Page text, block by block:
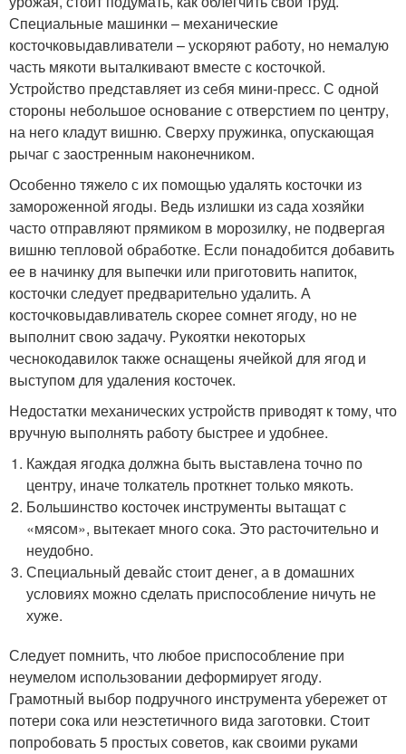
Специальные машинки – механические
косточковыдавливатели – ускоряют работу, но немалую
часть мякоти выталкивают вместе с косточкой.
Устройство представляет из себя мини-пресс. С одной
стороны небольшое основание с отверстием по центру,
на него кладут вишню. Сверху пружинка, опускающая
рычаг с заостренным наконечником.
Особенно тяжело с их помощью удалять косточки из
замороженной ягоды. Ведь излишки из сада хозяйки
часто отправляют прямиком в морозилку, не подвергая
вишню тепловой обработке. Если понадобится добавить
ее в начинку для выпечки или приготовить напиток,
косточки следует предварительно удалить. А
косточковыдавливатель скорее сомнет ягоду, но не
выполнит свою задачу. Рукоятки некоторых
чеснокодавилок также оснащены ячейкой для ягод и
выступом для удаления косточек.
Недостатки механических устройств приводят к тому, что
вручную выполнять работу быстрее и удобнее.
Каждая ягодка должна быть выставлена точно по
центру, иначе толкатель проткнет только мякоть.
Большинство косточек инструменты вытащат с
«мясом», вытекает много сока. Это расточительно и
неудобно.
Специальный девайс стоит денег, а в домашних
условиях можно сделать приспособление ничуть не
хуже.
Следует помнить, что любое приспособление при
неумелом использовании деформирует ягоду.
Грамотный выбор подручного инструмента убережет от
потери сока или неэстетичного вида заготовки. Стоит
попробовать 5 простых советов, как своими руками